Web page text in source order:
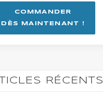
COMMANDER
DÈS MAINTENANT !
RÉCENTS